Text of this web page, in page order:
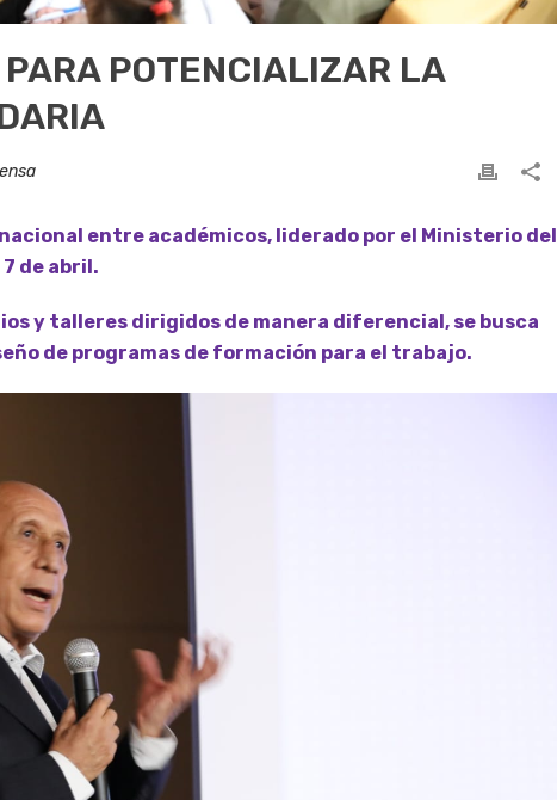
POTENCIALIZAR LA
entre académicos, liderado por el Ministerio del
7 de abril.
y talleres dirigidos de manera diferencial, se busca
de programas de formación para el trabajo.